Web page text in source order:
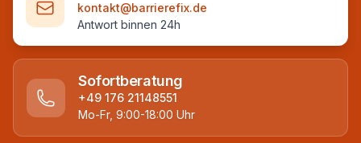
kontakt@barrierefix.de
Antwort binnen 24h
Sofortberatung
+49 176 21148551
Mo-Fr, 9:00-18:00 Uhr